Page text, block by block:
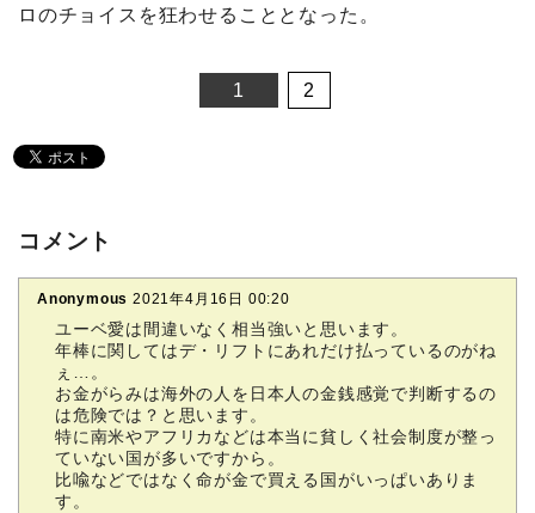
ロのチョイスを狂わせることとなった。
1 2
コメント
Anonymous 2021年4月16日 00:20
ユーベ愛は間違いなく相当強いと思います。
年棒に関してはデ・リフトにあれだけ払っているのがね
ぇ…。
お金がらみは海外の人を日本人の金銭感覚で判断するの
は危険では？と思います。
特に南米やアフリカなどは本当に貧しく社会制度が整っ
ていない国が多いですから。
比喩などではなく命が金で買える国がいっぱいありま
す。